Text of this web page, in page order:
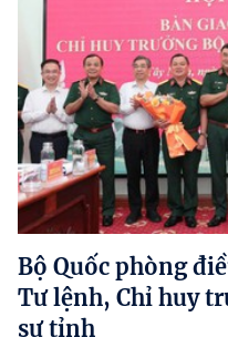
Bộ Quốc phòng
Tư lệnh, Chỉ huy
sự tỉnh